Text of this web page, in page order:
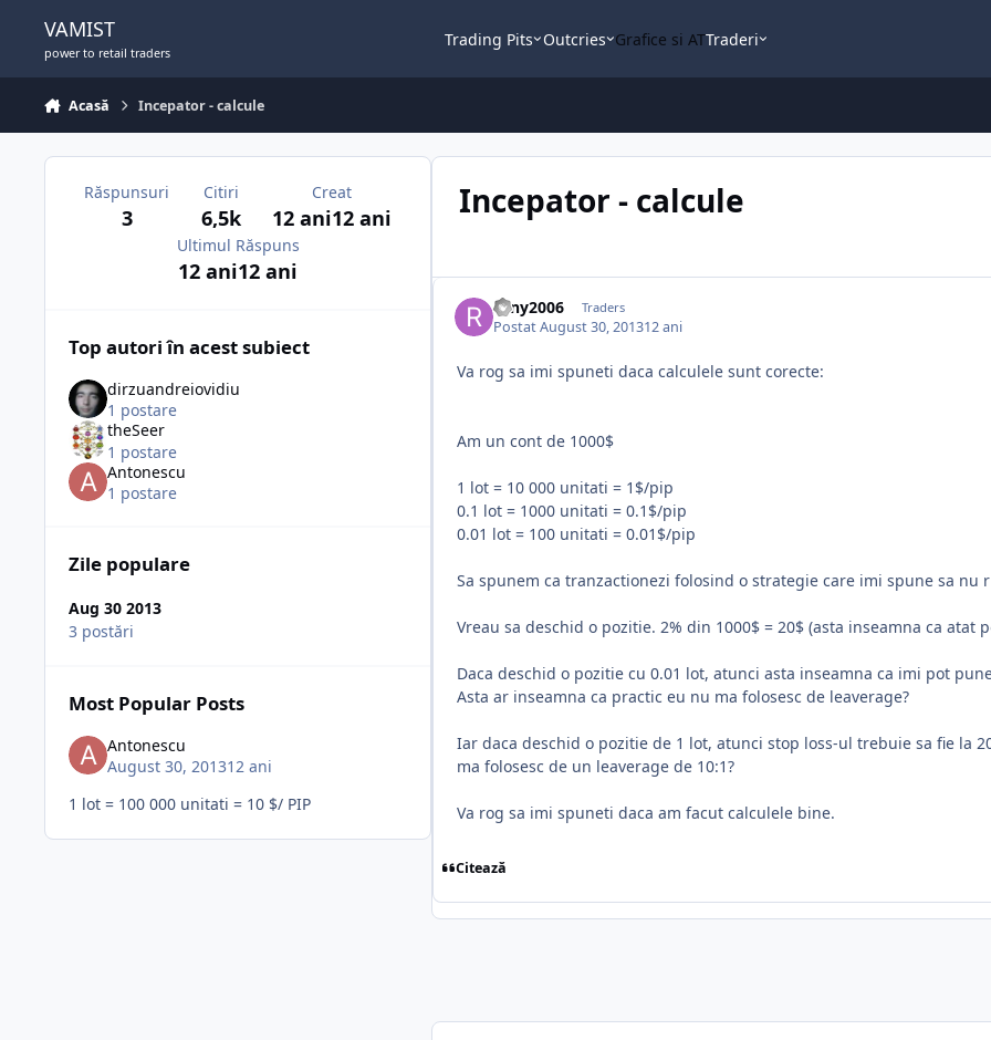
VAMIST
power to retail traders
Trading Pits Outcries Grafice si ATTraderi
Acasă Incepator - calcule
Incepator - calcule
rony2006 Traders
PostatAugust 30, 201312 ani
Va rog sa imi spuneti daca calculele sunt corecte:
Am un cont de 1000$
1 lot = 10 000 unitati = 1$/pip
0.1 lot = 1000 unitati = 0.1$/pip
0.01 lot = 100 unitati = 0.01$/pip
Sa spunem ca tranzactionezi folosind o strategie care imi spune sa nu
Vreau sa deschid o pozitie. 2% din 1000$ = 20$ (asta inseamna ca atat
Daca deschid o pozitie cu 0.01 lot, atunci asta inseamna ca imi pot
Asta ar inseamna ca practic eu nu ma folosesc de leaverage?
Iar daca deschid o pozitie de 1 lot, atunci stop loss-ul trebuie sa fie la
ma folosesc de un leaverage de 10:1?
Va rog sa imi spuneti daca am facut calculele bine.
Citează
Răspunsuri
3
Citiri
6,5k
Creat
12 ani12 ani
Ultimul Răspuns
12 ani12 ani
Top autori în acest subiect
dirzuandreiovidiu
1 postare
theSeer
1 postare
Antonescu
1 postare
Zile populare
Aug 30 2013
3 postări
Most Popular Posts
Antonescu
August 30, 201312 ani
1 lot = 100 000 unitati = 10 $/ PIP